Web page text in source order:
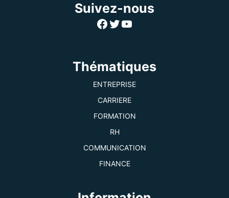
Suivez-nous
Facebook
Twitter
YouTube
Thématiques
ENTREPRISE
CARRIERE
FORMATION
RH
COMMUNICATION
FINANCE